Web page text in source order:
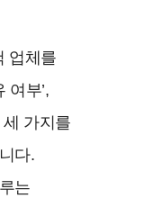
업체를
여부’,
세 가지를
다.
는